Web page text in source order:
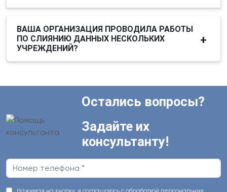
ВАША ОРГАНИЗАЦИЯ ПРОВОДИЛА РАБОТЫ
ПО СЛИЯНИЮ ДАННЫХ НЕСКОЛЬКИХ
УЧРЕЖДЕНИЙ?
Остались вопросы?
Задайте их
консультанту!